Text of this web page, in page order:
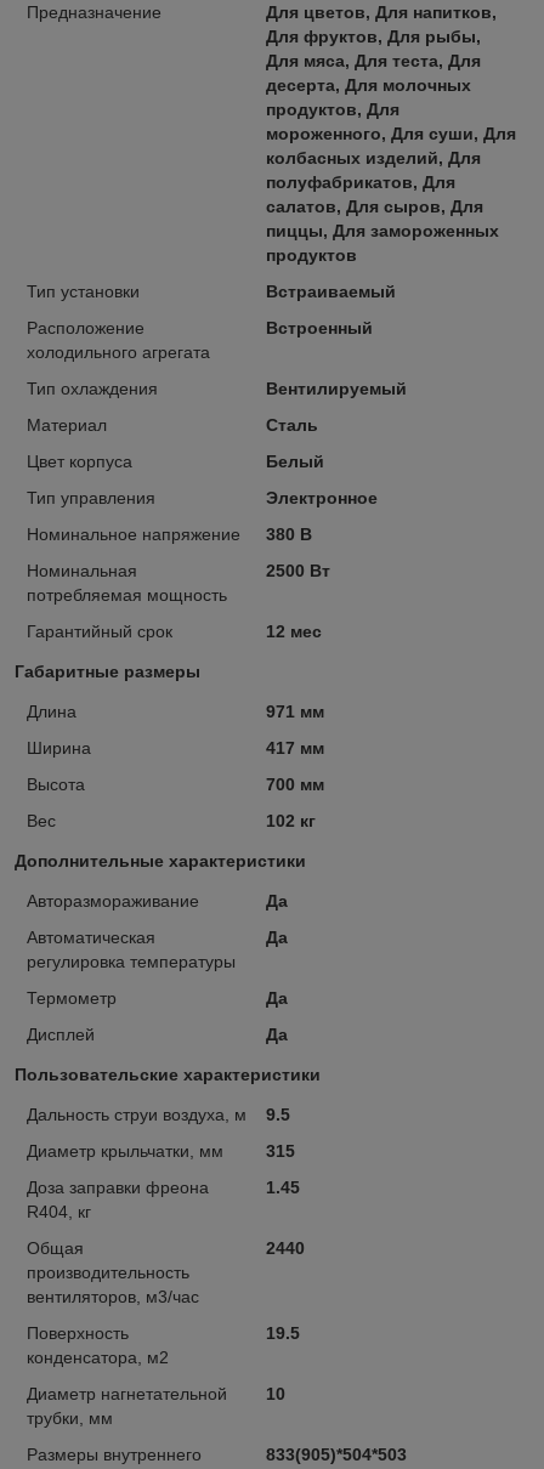
Предназначение
Для цветов, Для напитков,
Для фруктов, Для рыбы,
Для мяса, Для теста, Для
десерта, Для молочных
продуктов, Для
мороженного, Для суши, Для
колбасных изделий, Для
полуфабрикатов, Для
салатов, Для сыров, Для
пиццы, Для замороженных
продуктов
Тип установки
Встраиваемый
Расположение
холодильного агрегата
Встроенный
Тип охлаждения
Вентилируемый
Материал
Сталь
Цвет корпуса
Белый
Тип управления
Электронное
Номинальное напряжение
380 В
Номинальная
потребляемая мощность
2500 Вт
Гарантийный срок 12 мес
Габаритные размеры
Длина
971 мм
Ширина
417 мм
Высота
700 мм
Вес
102 кг
Дополнительные характеристики
Авторазмораживание
Да
Автоматическая
регулировка температуры
Да
Термометр
Да
Дисплей
Да
Пользовательские характеристики
Дальность струи воздуха, м
9.5
Диаметр крыльчатки, мм
315
Доза заправки фреона
R404, кг
1.45
Общая
производительность
вентиляторов, м3/час
2440
Поверхность
конденсатора, м2
19.5
Диаметр нагнетательной
трубки, мм
10
Размеры внутреннего 833(905)*504*503